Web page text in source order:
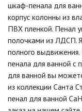
шкаф-пенала для
корпус колонны из
ПВХ пленкой. Пенал
полочками из ЛДСП.
полного
пенала для ванной с
для ванной вы
из коллекции Санта
пенал для ванной